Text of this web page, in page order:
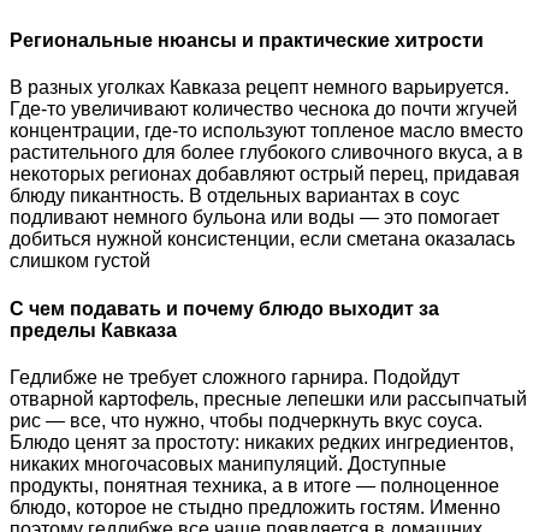
Региональные нюансы и практические хитрости
В разных уголках Кавказа рецепт немного варьируется.
Где-то увеличивают количество чеснока до почти жгучей
концентрации, где-то используют топленое масло вместо
растительного для более глубокого сливочного вкуса, а в
некоторых регионах добавляют острый перец, придавая
блюду пикантность. В отдельных вариантах в соус
подливают немного бульона или воды — это помогает
добиться нужной консистенции, если сметана оказалась
слишком густой
С чем подавать и почему блюдо выходит за
пределы Кавказа
Гедлибже не требует сложного гарнира. Подойдут
отварной картофель, пресные лепешки или рассыпчатый
рис — все, что нужно, чтобы подчеркнуть вкус соуса.
Блюдо ценят за простоту: никаких редких ингредиентов,
никаких многочасовых манипуляций. Доступные
продукты, понятная техника, а в итоге — полноценное
блюдо, которое не стыдно предложить гостям. Именно